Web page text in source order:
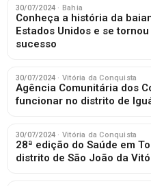
30/07/2024 · Bahia
Conheça a história da
Estados Unidos e se
sucesso
30/07/2024 · Vitória da Conquista
Agência Comunitária dos
funcionar no distrito de
30/07/2024 · Vitória da Conquista
28ª edição do Saúde em
distrito de São João da